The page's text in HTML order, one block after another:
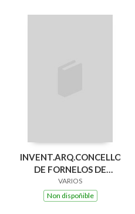
INVENT.ARQ.CONCELLO
DE FORNELOS DE
MONTES Nº 50
VARIOS
Non dispoñible